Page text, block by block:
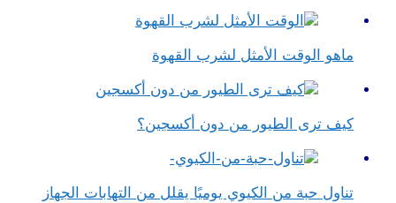
ماهو الوقت الأمثل لشرب القهوة
كيف ترى الطيور من دون أكسجين؟
تناول حبة من الكيوي يوميًا يقلل من التهابات الجهاز